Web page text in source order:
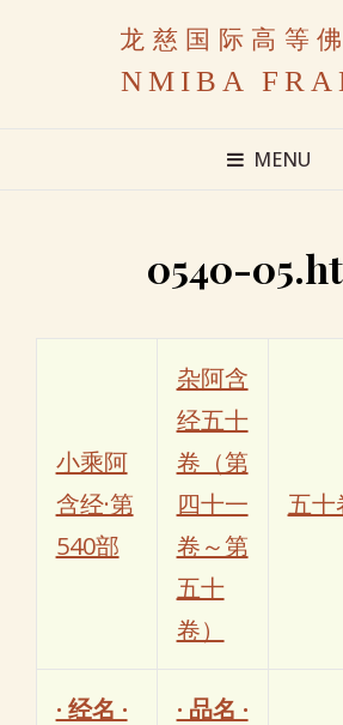
龙慈国际高等
NMIBA
MENU
0540-
小乘阿
含经·第
540部
杂阿含
经五十
卷（第
四十一
卷～第
五十
卷）
五十
· 经名 ·
· 品名 ·